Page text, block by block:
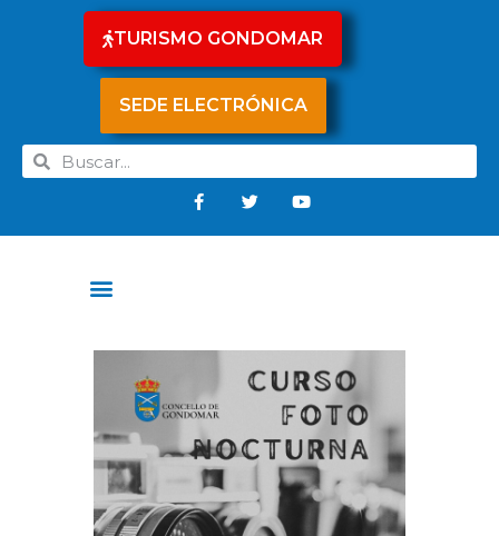
TURISMO GONDOMAR
SEDE ELECTRÓNICA